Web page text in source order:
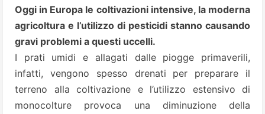
Oggi in Europa le coltivazioni intensive, la moderna
agricoltura e l’utilizzo di pesticidi stanno causando
gravi problemi a questi uccelli.
I prati umidi e allagati dalle piogge primaverili,
infatti, vengono spesso drenati per preparare il
terreno alla coltivazione e l’utilizzo estensivo di
monocolture provoca una diminuzione della